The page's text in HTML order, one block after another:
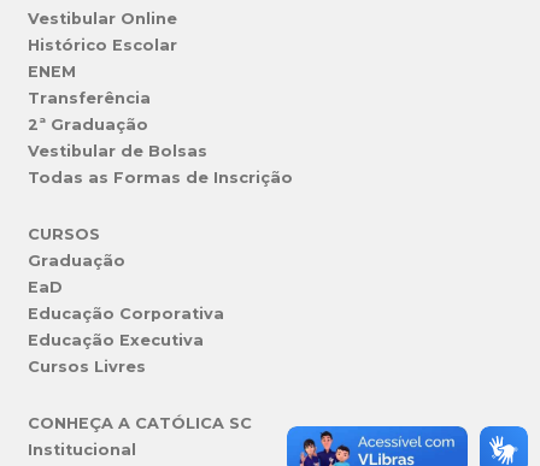
Vestibular Online
Histórico Escolar
ENEM
Transferência
2ª Graduação
Vestibular de Bolsas
Todas as Formas de Inscrição
CURSOS
Graduação
EaD
Educação Corporativa
Educação Executiva
Cursos Livres
CONHEÇA A CATÓLICA SC
Institucional